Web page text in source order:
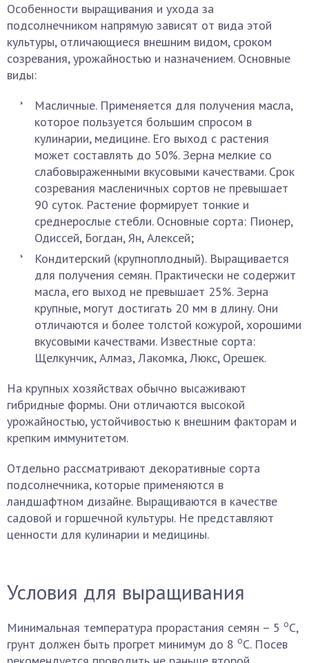
Особенности выращивания и ухода за
подсолнечником напрямую зависят от вида этой
культуры, отличающиеся внешним видом, сроком
созревания, урожайностью и назначением. Основные
виды:
Масличные. Применяется для получения масла,
которое пользуется большим спросом в
кулинарии, медицине. Его выход с растения
может составлять до 50%. Зерна мелкие со
слабовыраженными вкусовыми качествами. Срок
созревания масленичных сортов не превышает
90 суток. Растение формирует тонкие и
среднерослые стебли. Основные сорта: Пионер,
Одиссей, Богдан, Ян, Алексей;
Кондитерский (крупноплодный). Выращивается
для получения семян. Практически не содержит
масла, его выход не превышает 25%. Зерна
крупные, могут достигать 20 мм в длину. Они
отличаются и более толстой кожурой, хорошими
вкусовыми качествами. Известные сорта:
Щелкунчик, Алмаз, Лакомка, Люкс, Орешек.
На крупных хозяйствах обычно высаживают
гибридные формы. Они отличаются высокой
урожайностью, устойчивостью к внешним факторам и
крепким иммунитетом.
Отдельно рассматривают декоративные сорта
подсолнечника, которые применяются в
ландшафтном дизайне. Выращиваются в качестве
садовой и горшечной культуры. Не представляют
ценности для кулинарии и медицины.
Условия для выращивания
Минимальная температура прорастания семян – 5 оС,
грунт должен быть прогрет минимум до 8 оС. Посев